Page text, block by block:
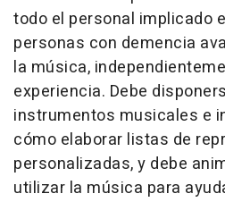
todo el personal implicado
personas con demencia
la música,
experiencia. Debe
instrumentos musicales e
cómo elaborar listas de
personalizadas, y debe
utilizar la música para